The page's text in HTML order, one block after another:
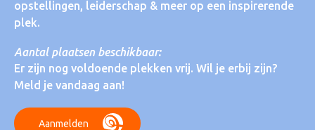
opstellingen, leiderschap & meer op een inspirerende
plek.
Aantal plaatsen beschikbaar:
Er zijn nog voldoende plekken vrij. Wil je erbij zijn?
Meld je vandaag aan!
Aanmelden